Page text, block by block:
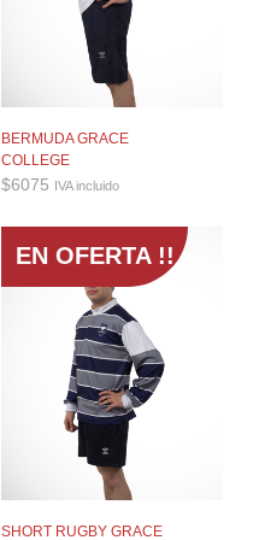
BERMUDA GRACE
COLLEGE
$6075 IVA incluido
EN OFERTA !!
SHORT RUGBY GRACE